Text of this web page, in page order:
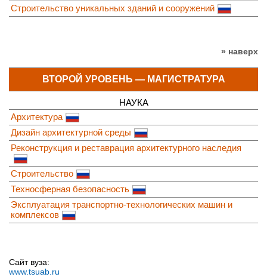
Строительство уникальных зданий и сооружений
» наверх
ВТОРОЙ УРОВЕНЬ — МАГИСТРАТУРА
НАУКА
Архитектура
Дизайн архитектурной среды
Реконструкция и реставрация архитектурного наследия
Строительство
Техносферная безопасность
Эксплуатация транспортно-технологических машин и
комплексов
Сайт вуза:
www.tsuab.ru